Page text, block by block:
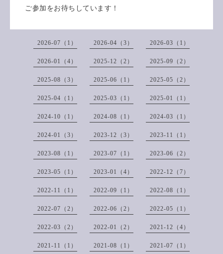
ご参加をお待ちしています！
2026-07（1） 2026-04（3） 2026-03（1）
2026-01（4） 2025-12（2） 2025-09（2）
2025-08（3） 2025-06（1） 2025-05（2）
2025-04（1） 2025-03（1） 2025-01（1）
2024-10（1） 2024-08（1） 2024-03（1）
2024-01（3） 2023-12（3） 2023-11（1）
2023-08（1） 2023-07（1） 2023-06（2）
2023-05（1） 2023-01（4） 2022-12（7）
2022-11（1） 2022-09（1） 2022-08（1）
2022-07（2） 2022-06（2） 2022-05（1）
2022-03（2） 2022-01（2） 2021-12（4）
2021-11（1） 2021-08（1） 2021-07（1）